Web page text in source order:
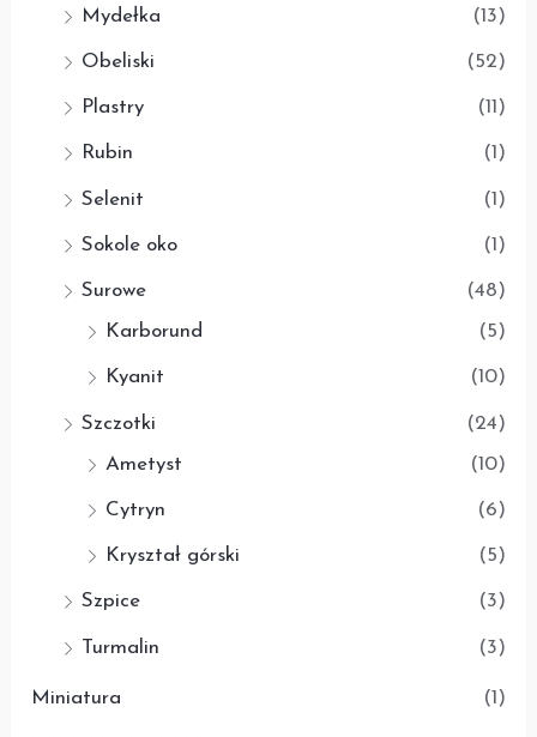
Mydełka (13)
Obeliski (52)
Plastry (11)
Rubin (1)
Selenit (1)
Sokole oko (1)
Surowe
(48)
Karborund
(5)
Kyanit (10)
Szczotki
(24)
Ametyst
(10)
Cytryn (6)
Kryształ górski (5)
Szpice (3)
Turmalin (3)
Miniatura (1)